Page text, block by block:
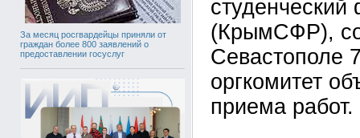
За месяц росгвардейцы приняли от
граждан более 800 заявлений о
предоставлении госуслуг
(КрымСФР),
Севастополе
оргкомитет
приема работ.